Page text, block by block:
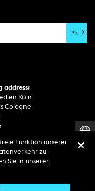
">
address:
Köln
Cologne
89 - 0 / - 400
40 (19 Uhr bis 6 Uhr)
Funktion unserer
zu
Sie in unserer